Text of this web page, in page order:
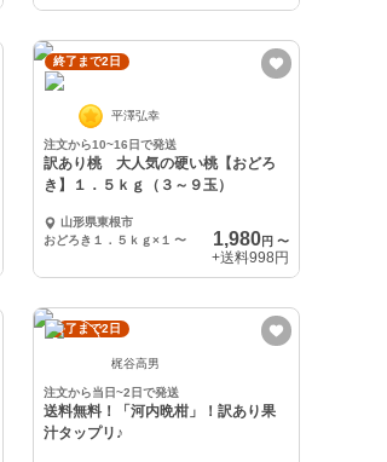
終了まで2日
平澤弘幸
注文から10~16日で発送
訳あり桃 大人気の硬い桃【おどろ
き】１．５ｋｇ（３～９玉）
山形県東根市
おどろき１．５ｋｇ×１ 〜 1,980円 〜
+送料998円
終了まで2日
梶谷高男
注文から当日~2日で発送
送料無料！「河内晩柑」！訳あり果
汁タップリ♪